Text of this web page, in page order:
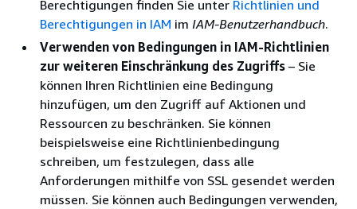
Berechtigungen finden Sie unter Richtlinien und
Berechtigungen in IAM im IAM-Benutzerhandbuch.
Verwenden von Bedingungen in IAM-Richtlinien
zur weiteren Einschränkung des Zugriffs – Sie
können Ihren Richtlinien eine Bedingung
hinzufügen, um den Zugriff auf Aktionen und
Ressourcen zu beschränken. Sie können
beispielsweise eine Richtlinienbedingung
schreiben, um festzulegen, dass alle
Anforderungen mithilfe von SSL gesendet werden
müssen. Sie können auch Bedingungen verwenden,